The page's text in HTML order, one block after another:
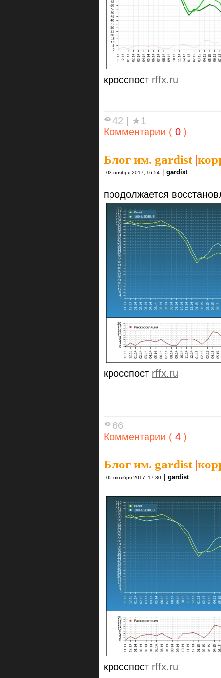
кросспост rffx.ru
42
★1
Комментарии ( 0 )
Блог им. gardist|
03 ноября 2017, 16:54 gardist
продолжается
кросспост rffx.ru
66
Комментарии ( 4 )
Блог им. gardist|
05 октября 2017, 17:30 | gardist
кросспост rffx.ru